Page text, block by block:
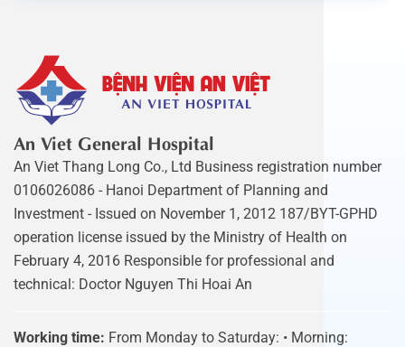
An Viet General Hospital
An Viet Thang Long Co., Ltd Business registration number
0106026086 - Hanoi Department of Planning and
Investment - Issued on November 1, 2012 187/BYT-GPHD
operation license issued by the Ministry of Health on
February 4, 2016 Responsible for professional and
technical: Doctor Nguyen Thi Hoai An
Working time: From Monday to Saturday: • Morning: